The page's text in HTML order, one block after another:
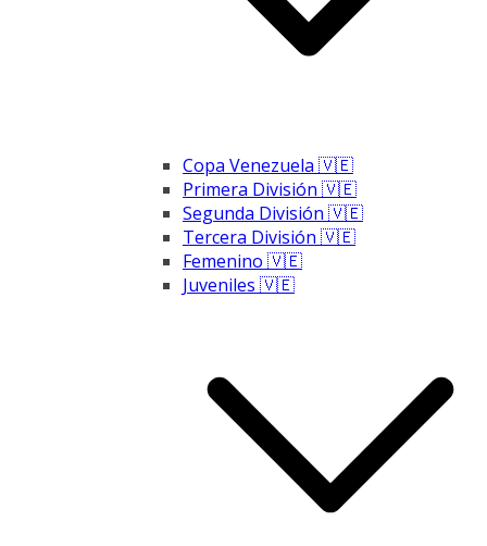
Copa Venezuela 🇻🇪
Primera División 🇻🇪
Segunda División 🇻🇪
Tercera División 🇻🇪
Femenino 🇻🇪
Juveniles 🇻🇪